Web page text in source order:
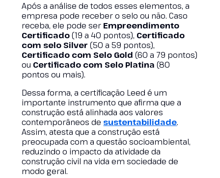
Após a análise de todos esses elementos, a
empresa pode receber o selo ou não. Caso
receba, ele pode ser Empreendimento
Certificado(19 a 40 pontos), Certificado
com selo Silver (50 a 59 pontos),
Certificado com Selo Gold (60 a 79 pontos)
ou Certificado com Selo Platina (80
pontos ou mais).
Dessa forma, a certificação Leed é um
importante instrumento que afirma que a
construção está alinhada aos valores
contemporâneos de sustentabilidade.
Assim, atesta que a construção está
preocupada com a questão socioambiental,
reduzindo o impacto da atividade da
construção civil na vida em sociedade de
modo geral.